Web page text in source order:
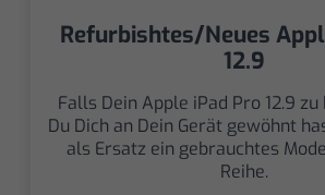
Refurbishtes/Neues
12.9
Falls Dein Apple iPad Pro 12.9
Du Dich an Dein Gerät gewöhnt
als Ersatz ein gebrauchtes
Reihe.